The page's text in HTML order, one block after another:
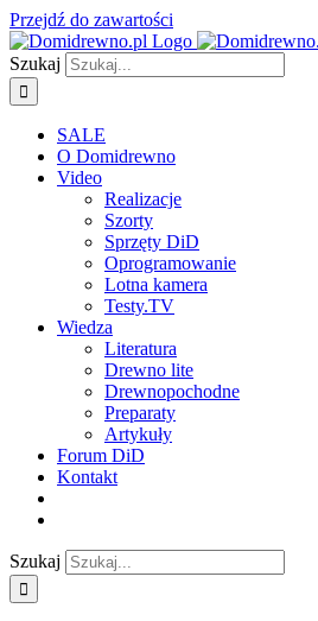
Przejdź do zawartości
Szukaj
SALE
O Domidrewno
Video
Realizacje
Szorty
Sprzęty DiD
Oprogramowanie
Lotna kamera
Testy.TV
Wiedza
Literatura
Drewno lite
Drewnopochodne
Preparaty
Artykuły
Forum DiD
Kontakt
Szukaj